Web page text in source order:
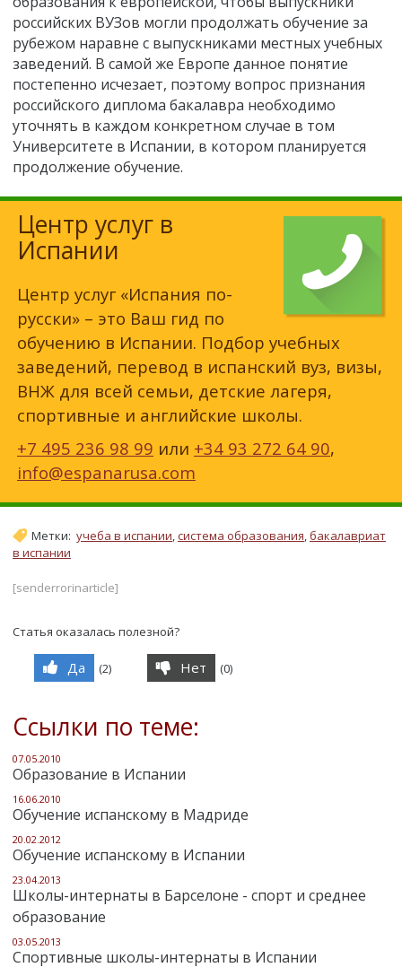
российских ВУЗов могли продолжать обучение за
рубежом наравне с выпускниками местных учебных
заведений. В самой же Европе данное понятие
постепенно исчезает, поэтому вопрос признания
российского диплома бакалавра необходимо
уточнять в каждом конкретном случае в том
Университете в Испании, в котором планируется
продолжение обучение.
Центр услуг в
Испании
Центр услуг «Испания по-
русски» – это Ваш гид по
обучению в Испании. Подбор учебных
заведений, перевод в испанский вуз, визы,
ВНЖ для всей семьи, детские лагеря,
спортивные и английские школы.
+7 495 236 98 99 или +34 93 272 64 90,
info@espanarusa.com
Метки: учеба в испании система образования бакалавриат
в испании
[senderrorinarticle]
Статья оказалась полезной?
Да (2) Нет (0)
Ссылки по теме:
07.05.2010
Образование в Испании
16.06.2010
Обучение испанскому в Мадриде
20.02.2012
Обучение испанскому в Испании
23.04.2013
Школы-интернаты в Барселоне - спорт и среднее
образование
03.05.2013
Спортивные школы-интернаты в Испании